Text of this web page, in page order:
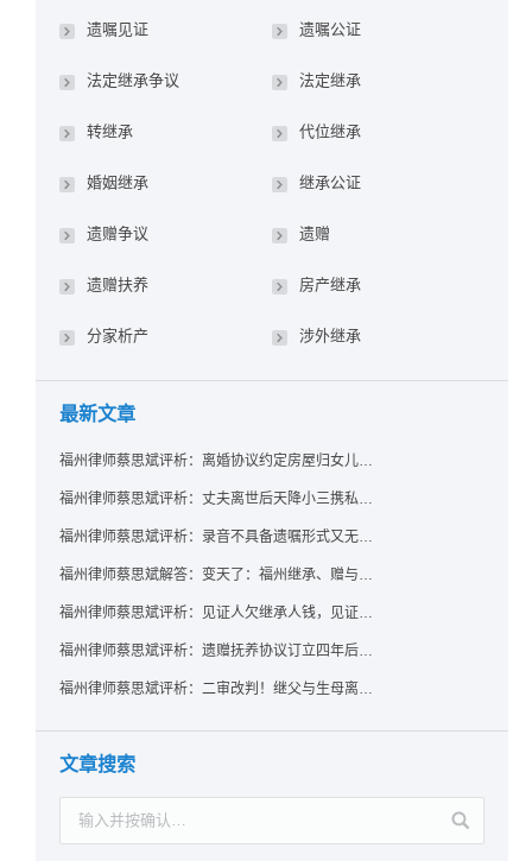
遗嘱见证 遗嘱公证
法定继承争议 法定继承
转继承 代位继承
婚姻继承 继承公证
遗赠争议 遗赠
遗赠扶养 房产继承
分家析产 涉外继承
最新文章
福州律师蔡思斌评析：离婚协议约定房屋归女儿所有，父亲去世后继母能否拒绝过户？
福州律师蔡思斌评析：丈夫离世后天降小三携私生子争遗产，法院正义判决保住原配80%份额！
福州律师蔡思斌评析：录音不具备遗嘱形式又无法证明赠与意愿——法院：按法定继承处理
福州律师蔡思斌解答：变天了：福州继承、赠与房产转让要收20%个税？福州国税官方回复来了！
福州律师蔡思斌评析：见证人欠继承人钱，见证遗嘱还有效吗？
福州律师蔡思斌评析：遗赠抚养协议订立四年后丧失民事行为能力，协议有效吗？
福州律师蔡思斌评析：二审改判！继父与生母离婚后，曾受其抚养的继子女是否仍享有继承权？
文章搜索